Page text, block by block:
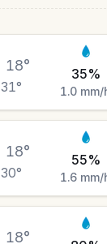
18°
31°
35%
1.0 mm/
18°
30°
55%
1.6 mm/
18°